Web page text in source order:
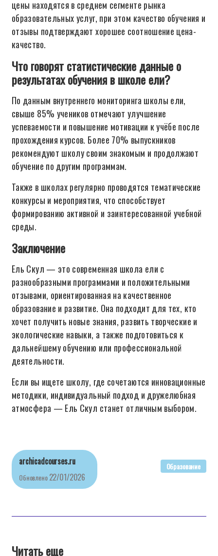
цены находятся в среднем сегменте рынка
образовательных услуг, при этом качество обучения и
отзывы подтверждают хорошее соотношение цена-
качество.
Что говорят статистические данные о
результатах обучения в школе ели?
По данным внутреннего мониторинга школы ели,
свыше 85% учеников отмечают улучшение
успеваемости и повышение мотивации к учёбе после
прохождения курсов. Более 70% выпускников
рекомендуют школу своим знакомым и продолжают
обучение по другим программам.
Также в школах регулярно проводятся тематические
конкурсы и мероприятия, что способствует
формированию активной и заинтересованной учебной
среды.
Заключение
Ель Скул — это современная школа ели с
разнообразными программами и положительными
отзывами, ориентированная на качественное
образование и развитие. Она подходит для тех, кто
хочет получить новые знания, развить творческие и
экологические навыки, а также подготовиться к
дальнейшему обучению или профессиональной
деятельности.
Если вы ищете школу, где сочетаются инновационные
методики, индивидуальный подход и дружелюбная
атмосфера — Ель Скул станет отличным выбором.
archicadcourses.ru
Обновлено 22/01/2026
Образование
Читать еще